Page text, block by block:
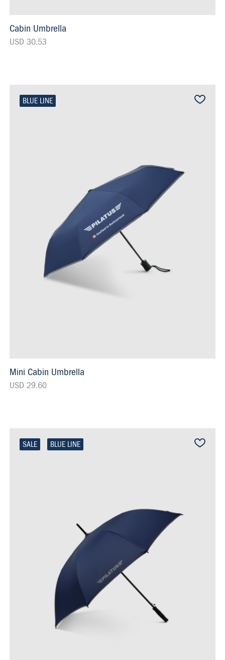
Cabin Umbrella
USD 30.53
BLUE LINE
Mini Cabin Umbrella
USD 29.60
SALE BLUE LINE